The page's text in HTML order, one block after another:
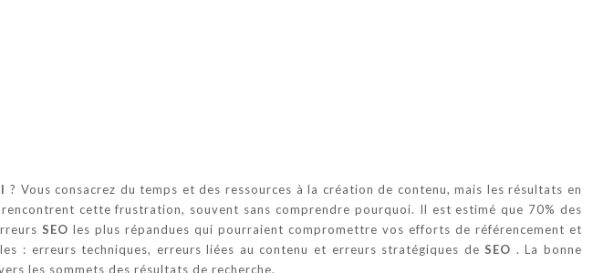
? Vous consacrez du temps et des ressources à la création de contenu, mais les résultats en
cette frustration, souvent sans comprendre pourquoi. Il est estimé que 70% des
SEO les plus répandues qui pourraient compromettre vos efforts de référencement et
: erreurs techniques, erreurs liées au contenu et erreurs stratégiques deSEO . La bonne
les sommets des résultats de recherche.